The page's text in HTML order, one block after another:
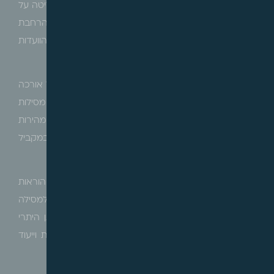
הוועדה הארצית לתכנון ולבנייה של תשתיות לאומיות החליטה על
העברת תכנית לתשתית לאומית מספר 65/א – שדרוג והרחבת
מסילת החוף בין תחנת חוף כרמל לשפיים, להערות הוועדות
מטרת התכנית הינה, בין היתר, הכפלת מסילת החוף לכל אורכה
נוסף על מסילות הפרבריות הקיימות, כדי לאפשר תוספת מסילות
לרכבות המהירות, הגדלת קיבולת הנסיעה ושיפור מהירות
הנסיעה במסילת הברזל ויצירת מסלול תחבורה ציבורית במקביל
התכנית קובעת, בין היתר, ייעוד שטחים למסילת ברזל, הוראות
והטלת מגבלות בנייה ופיתוח על שטים הסמוכים למסילה
המוצעת, קביעת מבנים להריסה, קביעת הוראות למתן היתרי
בנייה, הרשאות, תכנון מפורט לפני ביצוע ולביצוע עבודות וייעוד